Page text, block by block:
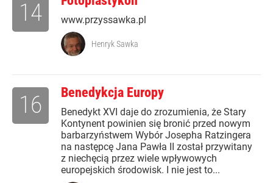
www.przyssawka.pl
14
Henryk Sawka
Benedykcja Europy
Benedykt XVI daje do zrozumienia, że Stary
Kontynent powinien się bronić przed nowym
barbarzyństwem Wybór Josepha Ratzingera
na następcę Jana Pawła II został przywitany
z niechęcią przez wiele wpływowych
europejskich środowisk. I nie jest to...
16